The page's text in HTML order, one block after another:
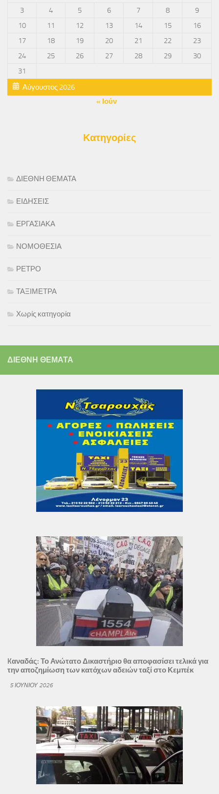
Αύγουστος 2026
3 4 5 6 7 8
9
10
11 12 13 14 15
16
17
18 19 20 21 22
23
24
25 26 27 28 29
30
31
« Ιούν
Κατηγορίες
ΔΙΕΘΝΗ ΘΕΜΑΤΑ
ΕΙΔΗΣΕΙΣ
ΕΡΓΑΣΙΑΚΑ
ΝΟΜΟΘΕΣΙΑ
ΡΕΤΡΟ
ΤΑΞΙΜΕΤΡΑ
Χωρίς κατηγορία
ΔΙΕΘΝΗ ΘΕΜΑΤΑ
Kαναδάς: Το Ανώτατο Δικαστήριο θα αποφασίσει τελικά για
την αποζημίωση των κατόχων αδειών ταξί στο Κεμπέκ
5 ΙΟΥΝΊΟΥ 2026